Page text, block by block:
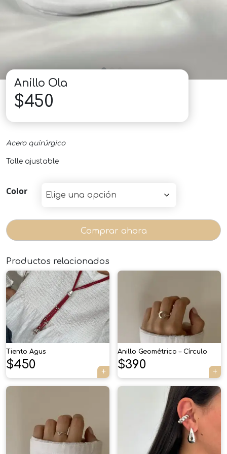
Anillo Ola
$450
Acero quirúrgico
Talle ajustable
Color
Comprar ahora
Productos relacionados
Tiento Agus
$450
Anillo Geométrico – Círculo
$390
Tu carrito está vacío.
Agregá un producto y aparecerá acá
automáticamente.